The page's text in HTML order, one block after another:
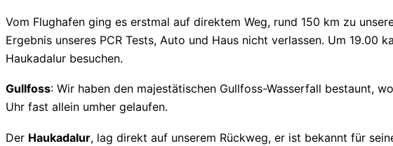
Vom Flughafen ging es erstmal auf direktem Weg, rund 150 km zu
Ergebnis unseres PCR Tests, Auto und Haus nicht verlassen. Um 19.00
Haukadalur besuchen.
Gullfoss: Wir haben den majestätischen Gullfoss-Wasserfall bestaunt,
Uhr fast allein umher gelaufen.
Der Haukadalur, lag direkt auf unserem Rückweg, er ist bekannt für